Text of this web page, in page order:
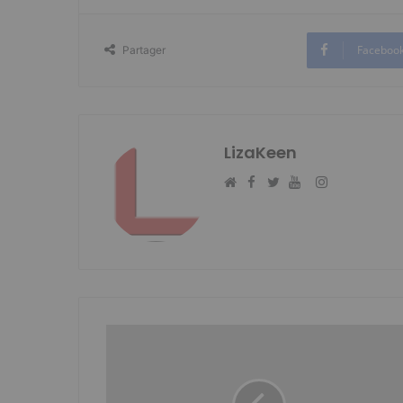
Partager
LizaKeen
FacebookInstagram